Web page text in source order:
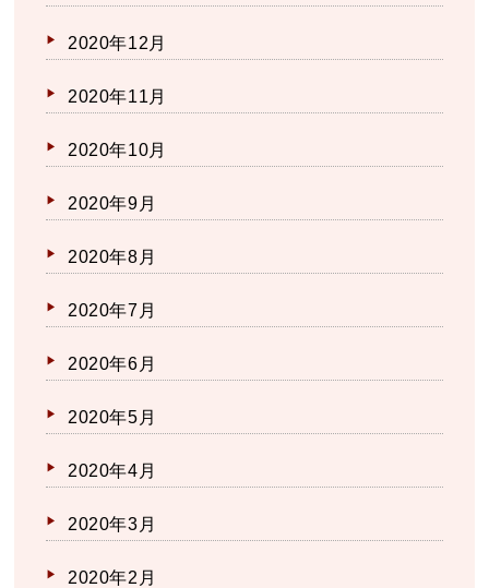
2020年12月
2020年11月
2020年10月
2020年9月
2020年8月
2020年7月
2020年6月
2020年5月
2020年4月
2020年3月
2020年2月